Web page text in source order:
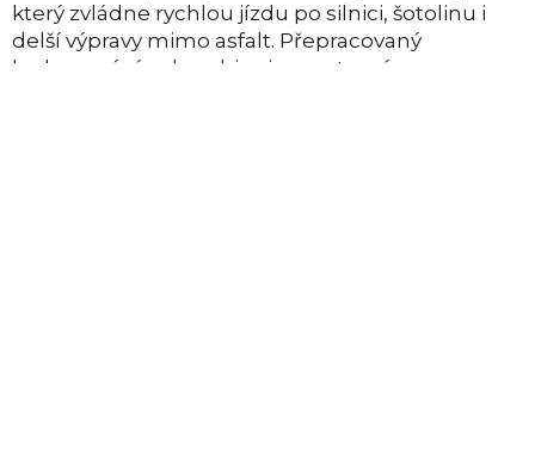
který zvládne rychlou jízdu po silnici, šotolinu i
delší výpravy mimo asfalt. Přepracovaný
karbonový rám kombinuje sportovní...